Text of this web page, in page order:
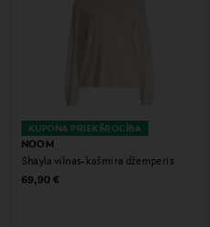
KUPONA PRIEKŠROCĪBA
NOOM
Shayla vilnas-kašmira džemperis
Original Price
69,90 €